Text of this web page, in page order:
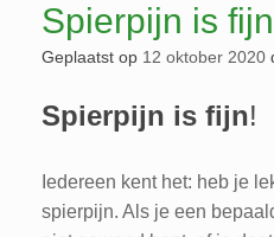
Spierpijn is fijn
Geplaatst op 12 oktober 2020
Spierpijn is fijn!
Iedereen kent het: heb je
spierpijn. Als je een